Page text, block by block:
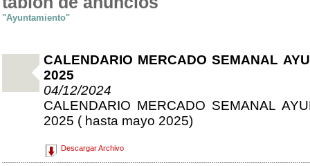
"Ayuntamiento"
CALENDARIO MERCADO SEMANAL
2025
04/12/2024
CALENDARIO MERCADO SEMANAL
2025 ( hasta mayo 2025)
Descargar Archivo